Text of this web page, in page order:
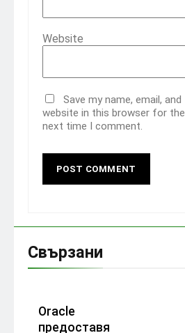
Website
Save my name, email, and
website in this browser for the
next time I comment.
Свързани
Oracle
предоставя